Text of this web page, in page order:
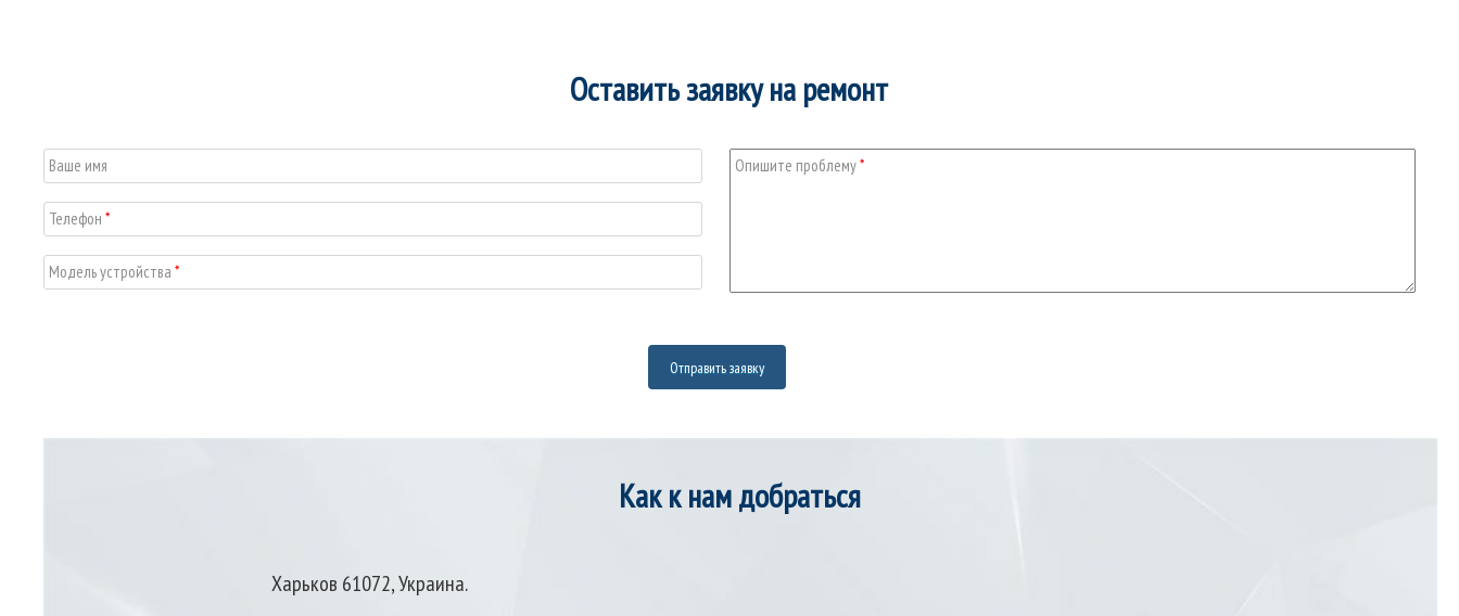
Оставить заявку на ремонт
Ваше имя
Телефон *
Модель устройства *
Опишите проблему*
Как к нам добраться
Харьков 61072, Украина.